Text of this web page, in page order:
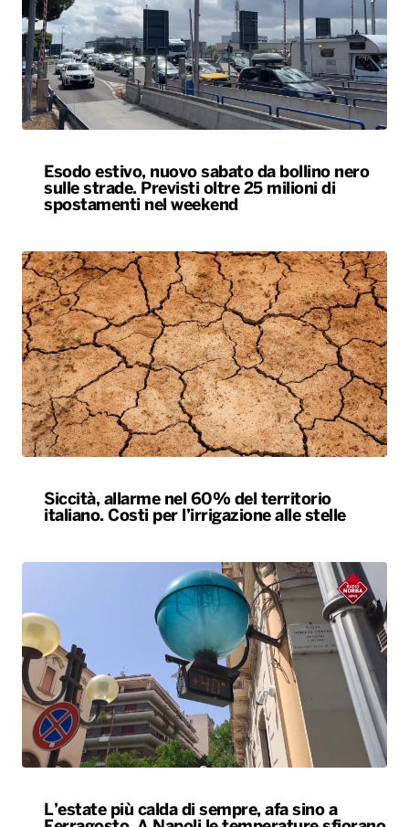
Esodo estivo, nuovo sabato da bollino nero
sulle strade. Previsti oltre 25 milioni di
spostamenti nel weekend
Siccità, allarme nel 60% del territorio
italiano. Costi per l’irrigazione alle stelle
L’estate più calda di sempre, afa sino a